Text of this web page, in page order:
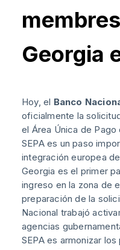
Georgia
Hoy, el Banco
oficialmente la
el Área Única de Pago
SEPA es un paso
integración europea
Georgia es el primer
ingreso en la zona de
preparación de la
Nacional trabajó
agencias
SEPA es armonizar